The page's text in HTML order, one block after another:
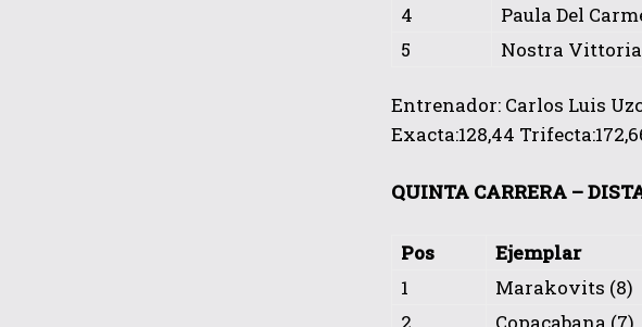
4
Paula Del
5
Nostra Vittoria
Entrenador: Carlos Luis
Exacta:128,44
QUINTA CARRERA –
Pos Ejemplar
1
Marakovits (8)
2
Copacabana (7)